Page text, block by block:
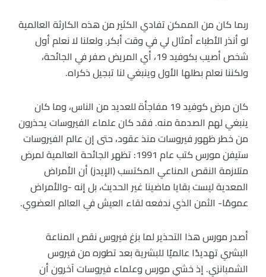
ربما كان من الممكن تفادي الكثير من هذه الكارثة العالمية
لو أنذر الأطباء أمثال لي في وقت أبكر. ولعلنا لا نعلم أول
شخص أصيب بكوفيد 19، أي المريض صفر في الجائحة،
ولكننا نعلم بطلها الأول وينبغي لنا تبجيل ذكراه.
كان مرض كوفيد 19 مفاجأة للعديد من الناس، وما كان
ينبغي لهم الصدمة منه. فقد كان علماء الفيروسات يحذرون
من خطر ظهور فيروسات منذ عقود، حتى إن عالم الفيروسات
ستيفن مورس كتب عام 1991: تظهر الجائحة العالمية لمرض
متلازمة النقص المناعي المكتسب (الإيدز) أن الأمراض
المعدية ليست بقايا ماضينا غير الحديث، بل إنه -والأمراض
عمومًا- الثمن الذي ندفعه لقاء العيش في العالم العضوي.
أصدر مورس هذا التحذير لما بزغ فيروس نقص المناعة
البشري تهديدًا عالميًا للبشرية بعد تطوره من فيروس
الشمبانزي. إذ خشي مورس وعلماء فيروسات آخرون أن